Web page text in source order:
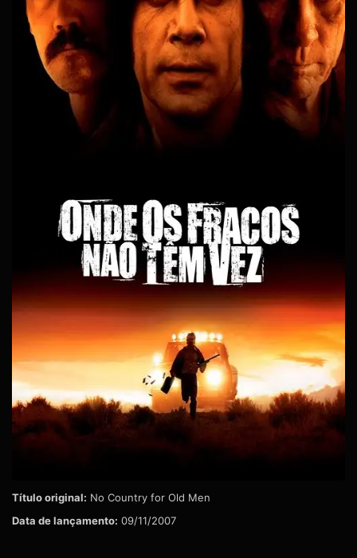
Título original: No Country for Old Men
Data de lançamento: 09/11/2007